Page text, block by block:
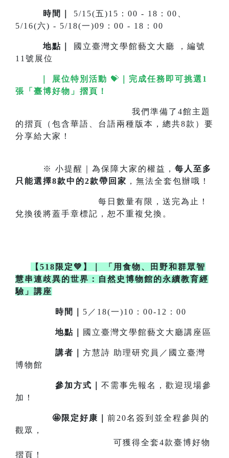
時間｜
5/15(五)15：00 - 18：00、
5/16(六) - 5/18(一)09：00 - 18：00
地點
國立臺灣文學館藝文大廳 ，編號
11號展位
｜ 展位特別活動 💝
完成任務即可挑選1
張「臺博好物」摺頁！
我們準備了4館主題
的摺頁（包含華語、台語兩種版本，總共8款）要
分享給大家！
※ 小提醒｜為保障大家的權益， 每人至多
只能選擇8款中的2款帶回家 ，無法全套包辦哦！
每日數量有限，送完為止！
兌換後將蓋手章標記，恕不重複兌換。
【518限定💚】
「用食物、田野和群眾智
慧串連歧異的世界：自然史博物館的永續教育經
驗」講座
時間｜ 5／18(一)10：00-12：00
地點｜ 國立臺灣文學館藝文大廳講座區
講者｜ 方慧詩 助理研究員／國立臺灣
博物館
參加方式｜ 不需事先報名，歡迎現場參
加！
🤩限定好康｜ 前20名簽到並全程參與的
觀眾，
可獲得全套4款臺博好物
摺頁！